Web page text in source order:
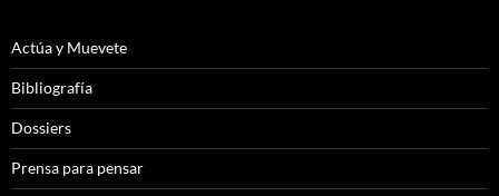
Actúa y Muevete
Bibliografía
Dossiers
Prensa para pensar